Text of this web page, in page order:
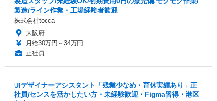
製造/ライン作業・工場経験者歓迎
株式会社tocca
大阪府
月給30万円～34万円
正社員
UIデザイナーアシスタント「残業少なめ・育休実績あり」正
社員/センスを活かしたい方・未経験歓迎・Figma習得・港区